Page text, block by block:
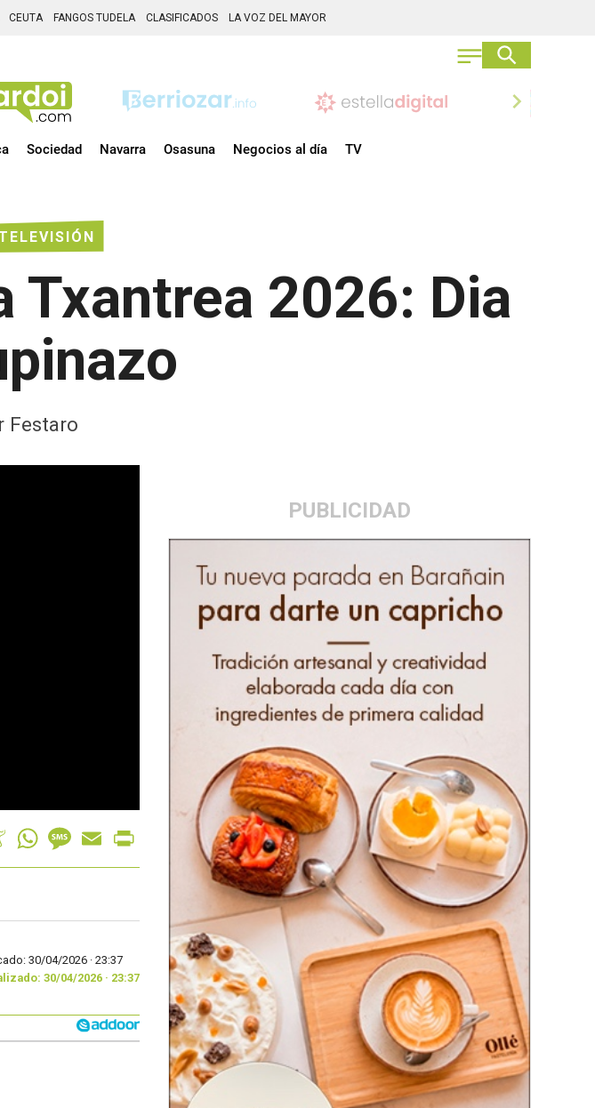
CEUTA FANGOS TUDELA CLASIFICADOS LA VOZ DEL MAYOR
chevron_right
Sociedad Navarra Osasuna Negocios al día TV
Txantrea 2026: Dia
Festaro
PUBLICIDAD
MeneameWhatsAppMessage
Email
30/04/2026 ·23:37
30/04/2026 · 23:37